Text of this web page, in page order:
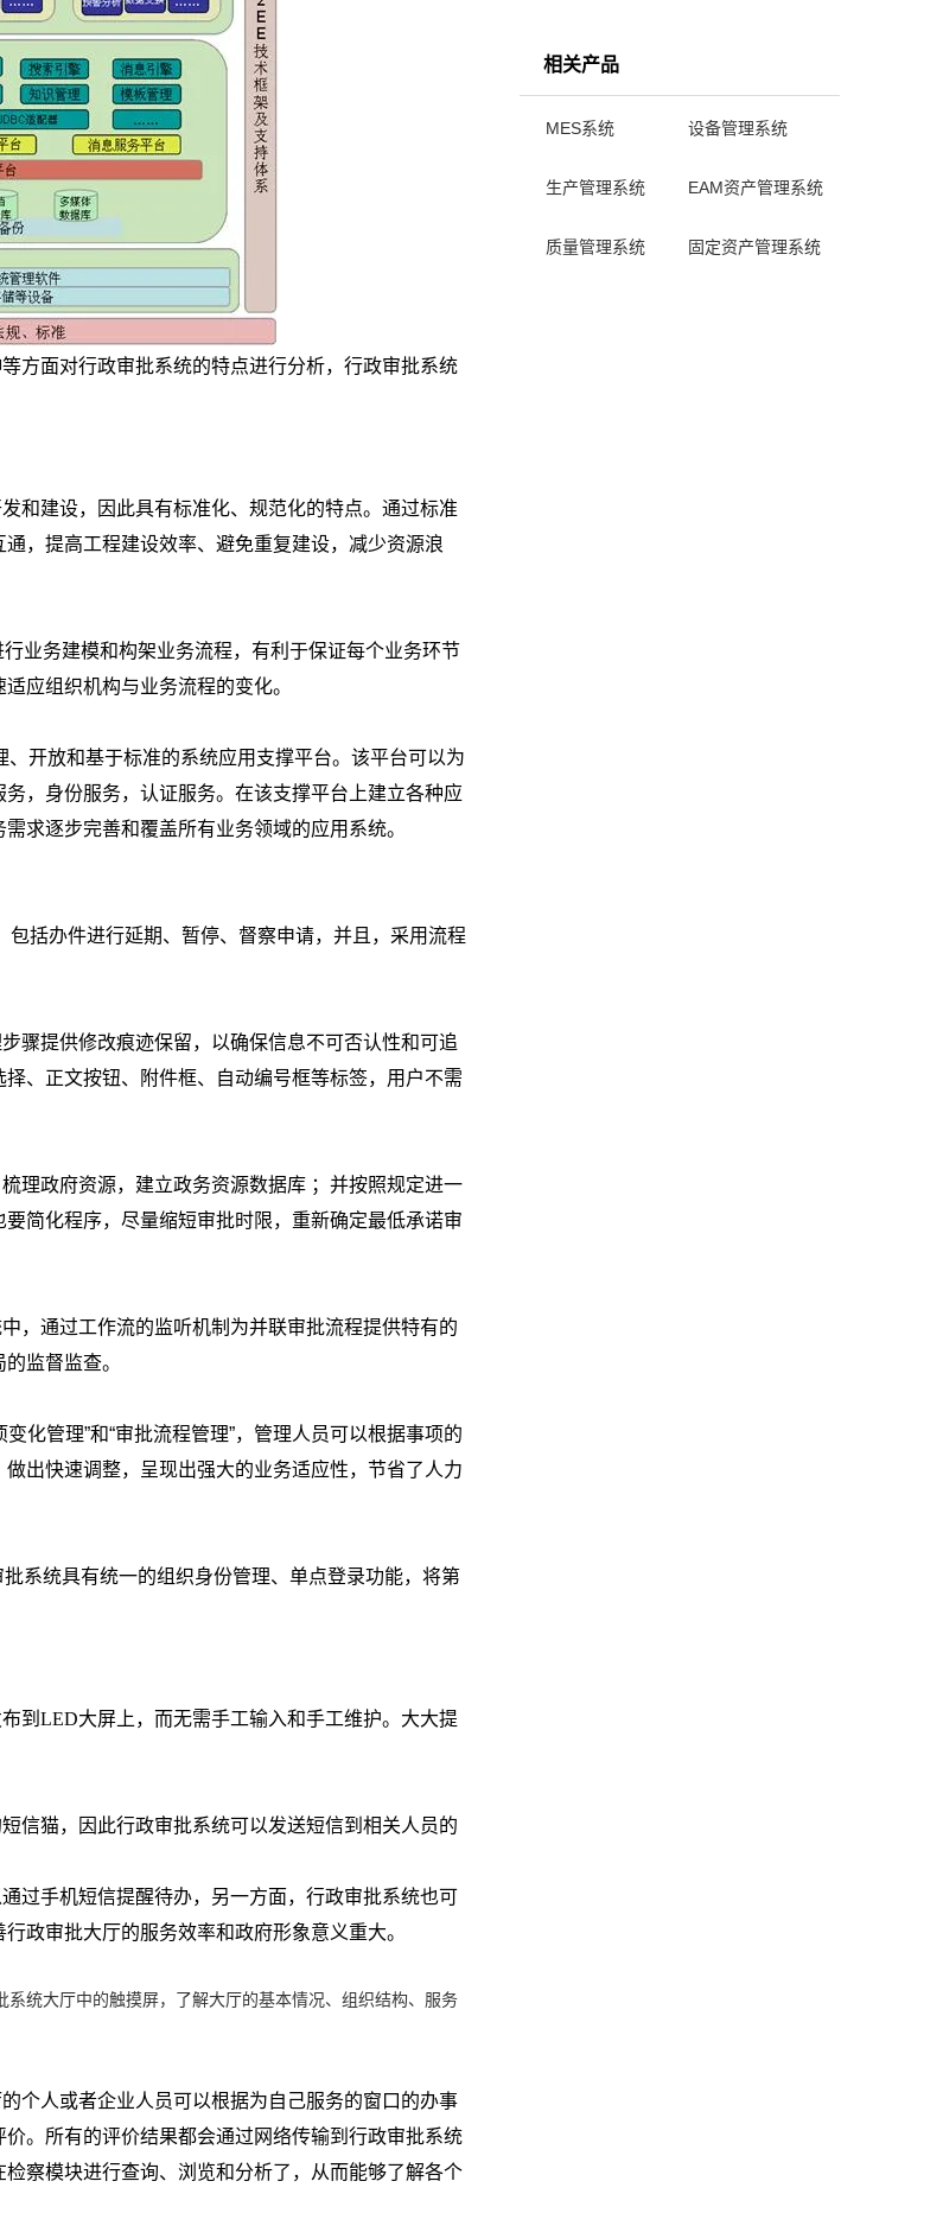
方面对行政审批系统的特点进行分析，行政审批系统
和建设，因此具有标准化、规范化的特点。通过标准
，提高工程建设效率、避免重复建设，减少资源浪
业务建模和构架业务流程，有利于保证每个业务环节
应组织机构与业务流程的变化。
开放和基于标准的系统应用支撑平台。该平台可以为
，身份服务，认证服务。在该支撑平台上建立各种应
求逐步完善和覆盖所有业务领域的应用系统。
括办件进行延期、暂停、督察申请，并且，采用流程
骤提供修改痕迹保留，以确保信息不可否认性和可追
、正文按钮、附件框、自动编号框等标签，用户不需
理政府资源，建立政务资源数据库 ；并按照规定进一
简化程序，尽量缩短审批时限，重新确定最低承诺审
，通过工作流的监听机制为并联审批流程提供特有的
监督监查。
化管理”和“审批流程管理”，管理人员可以根据事项的
出快速调整，呈现出强大的业务适应性，节省了人力
系统具有统一的组织身份管理、单点登录功能，将第
到 LED大屏上，而无需手工输入和手工维护。大大提
信猫，因此行政审批系统可以发送短信到相关人员的
过手机短信提醒待办，另一方面，行政审批系统也可
政审批大厅的服务效率和政府形象意义重大。
统大厅中的触摸屏，了解大厅的基本情况、组织结构、服务
个人或者企业人员可以根据为自己服务的窗口的办事
。所有的评价结果都会通过网络传输到行政审批系统
察模块进行查询、浏览和分析了，从而能够了解各个
相关产品
MES系统 设备管理系统
生产管理系统 EAM资产管理系统
质量管理系统 固定资产管理系统